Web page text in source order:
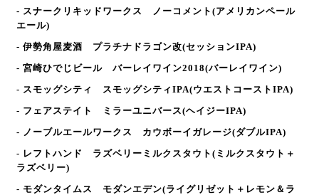
- スナークリキッドワークス ノーコメント (アメリカンペール
エール)
- 伊勢角屋麦酒 プラチナドラゴン改(セッションIPA)
- 宮崎ひでじビール バーレイワイン2018(バーレイワイン)
- スモッグシティ スモッグシティIPA(ウエストコーストIPA)
- フェアステイト ミラーユニバース(ヘイジーIPA)
- ノーブルエールワークス カウボーイガレージ(ダブルIPA)
- レフトハンド ラズベリーミルクスタウト (ミルクスタウト＋
ラズベリー)
- モダンタイムス モダンエデン(ライグリゼット＋レモン＆ラ